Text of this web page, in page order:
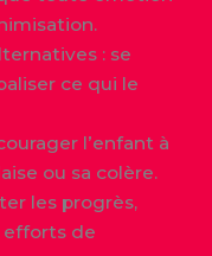
: se
ce qui le
l’enfant à
ou sa colère.
les progrès,
efforts de